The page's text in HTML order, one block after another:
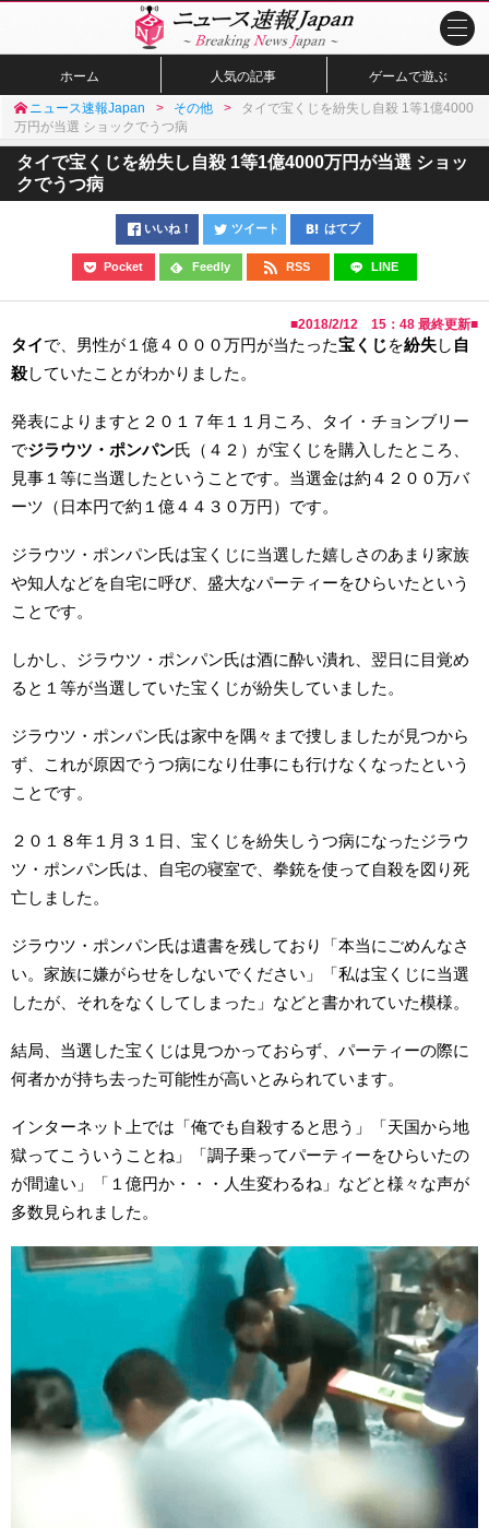
ホーム 人気の記事 ゲームで遊ぶ
ニュース速報Japan その他
タイで宝くじを紛失し自殺 1等1億4000
万円が当選 ショックでうつ病
タイで宝くじを紛失し自殺 1等1億4000万円が当選 ショッ
クでうつ病
いいね！ ツイート はてブ
Pocket Feedly RSS LINE
■2018/2/12 15：48 最終更新■
タイで、男性が１億４０００万円が当たった宝くじを紛失し 自
殺していたことがわかりました。
発表によりますと２０１７年１１月ころ、タイ・チョンブリー
でジラウツ・ポンパン氏（４２）が宝くじを購入したところ、
見事１等に当選したということです。当選金は約４２００万バ
ーツ（日本円で約１億４４３０万円）です。
ジラウツ・ポンパン氏は宝くじに当選した嬉しさのあまり家族
や知人などを自宅に呼び、盛大なパーティーをひらいたという
ことです。
しかし、ジラウツ・ポンパン氏は酒に酔い潰れ、翌日に目覚め
ると１等が当選していた宝くじが紛失していました。
ジラウツ・ポンパン氏は家中を隅々まで捜しましたが見つから
ず、これが原因でうつ病になり仕事にも行けなくなったという
ことです。
２０１８年１月３１日、宝くじを紛失しうつ病になったジラウ
ツ・ポンパン氏は、自宅の寝室で、拳銃を使って自殺を図り死
亡しました。
ジラウツ・ポンパン氏は遺書を残しており「本当にごめんなさ
い。家族に嫌がらせをしないでください」「私は宝くじに当選
したが、それをなくしてしまった」などと書かれていた模様。
結局、当選した宝くじは見つかっておらず、パーティーの際に
何者かが持ち去った可能性が高いとみられています。
インターネット上では「俺でも自殺すると思う」「天国から地
獄ってこういうことね」「調子乗ってパーティーをひらいたの
が間違い」「１億円か・・・人生変わるね」などと様々な声が
多数見られました。